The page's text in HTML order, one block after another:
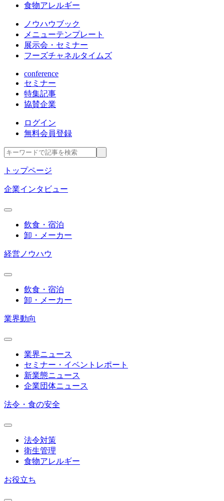
食物アレルギー
ノウハウブック
メニューテンプレート
展示会・セミナー
フーズチャネルタイムズ
conference
セミナー
特集記事
協賛企業
ログイン
無料会員登録
トップページ
企業インタビュー
飲食・宿泊
卸・メーカー
経営ノウハウ
飲食・宿泊
卸・メーカー
業界動向
業界ニュース
セミナー・イベントレポート
新業態ニュース
企業団体ニュース
法令・食の安全
法令対策
衛生管理
食物アレルギー
お役立ち